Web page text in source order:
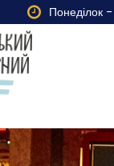
Понеділок